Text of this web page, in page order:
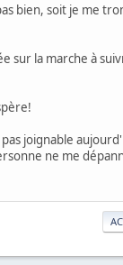
bien, soit je me
sur la marche à
joignable
ne me